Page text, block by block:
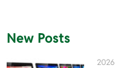
New Posts